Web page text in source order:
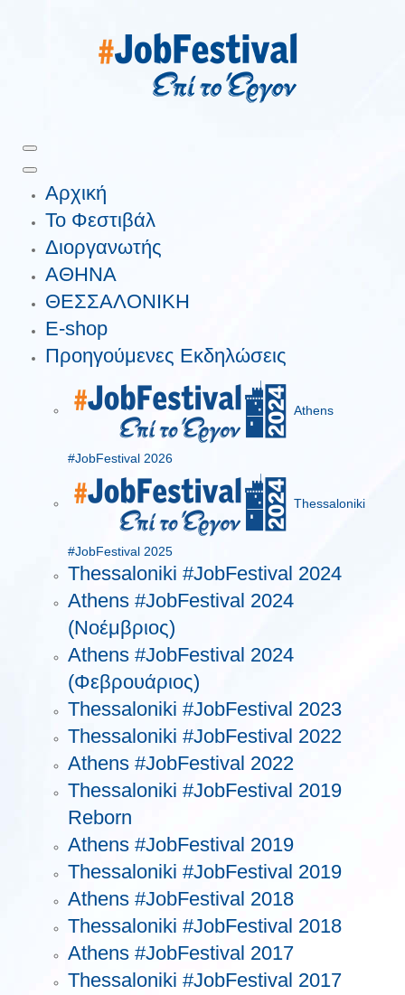
Αρχική
Το Φεστιβάλ
Διοργανωτής
ΑΘΗΝΑ
ΘΕΣΣΑΛΟΝΙΚΗ
E-shop
Προηγούμενες Εκδηλώσεις
Athens
#JobFestival 2026
Thessaloniki
#JobFestival 2025
Thessaloniki #JobFestival 2024
Athens #JobFestival 2024
(Νοέμβριος)
Athens #JobFestival 2024
(Φεβρουάριος)
Thessaloniki #JobFestival 2023
Thessaloniki #JobFestival 2022
Athens #JobFestival 2022
Thessaloniki #JobFestival 2019
Reborn
Athens #JobFestival 2019
Thessaloniki #JobFestival 2019
Athens #JobFestival 2018
Thessaloniki #JobFestival 2018
Athens #JobFestival 2017
Τhessaloniki #JobFestival 2017